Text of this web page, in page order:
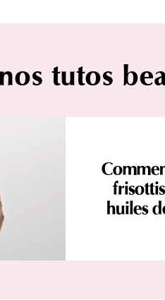
tutos
huiles